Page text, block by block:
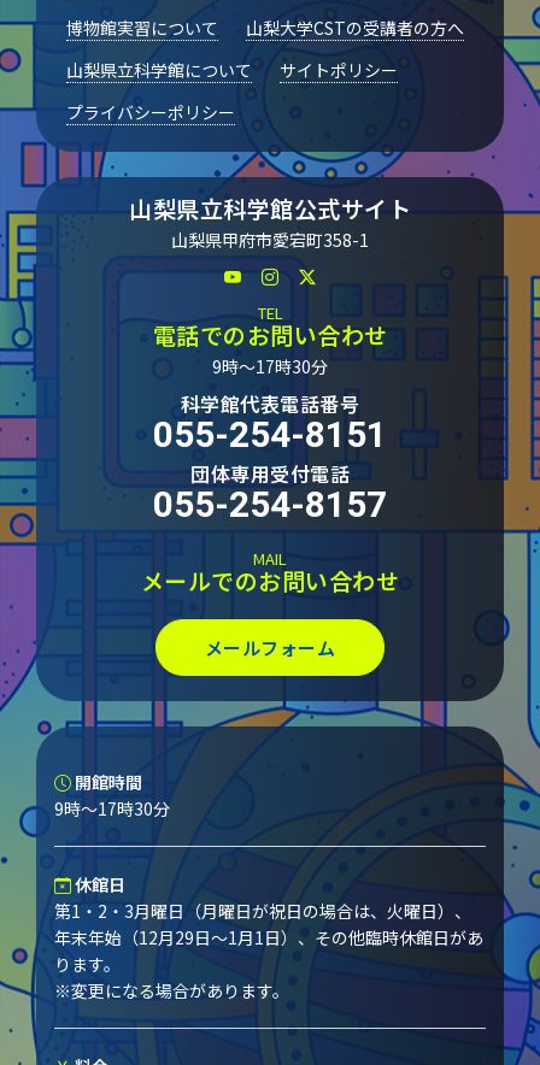
博物館実習について
山梨大学CSTの受講者の方へ
山梨県立科学館について
サイトポリシー
プライバシーポリシー
山梨県立科学館公式サイト
山梨県甲府市愛宕町358-1
TEL
電話でのお問い合わせ
9時～17時30分
科学館代表電話番号
055-254-8151
団体専用受付電話
055-254-8157
MAIL
メールでのお問い合わせ
メールフォーム
開館時間
9時～17時30分
休館日
第1・2・3月曜日（月曜日が祝日の場合は、火曜日）、
年末年始（12月29日～1月1日）、その他臨時休館日があ
ります。
※変更になる場合があります。